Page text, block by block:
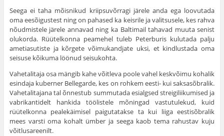
Seega ei taha mõisnikud kriipsuvõrragi järele anda ega loovu­tada
oma eesõigustest ning on pahased ka keisrile ja valitsusele, kes rahva
nõudmistele järele annavad ning ka Baltimail tahavad muuta senist
olukorda. Rüütelkonna peamehel tuleb Peterburis kulutada palju
ametiasutiste ja kõrgete võimukandjate uksi, et kindlustada oma
seisuse kõikuma löönud seisukohta.
Vahetalitaja osa mängib kahe võitleva poole vahel keskvõimu kohalik
esindaja kuberner Bellegarde, kes on rohkem eesti- kui saksasõbralik.
Vahetalitajana tal õnnestub summutada esialgsed streigi­liikumised ja
vabrikantidelt hankida töölistele mõningad vastutulekud, kuid
rüütelkonna pealekäimisel paigutatakse ta kui liiga eestisõbralik
mees varsti oma kohalt ümber ja seega kaob tema rahustav kuju
võitlusareenilt.